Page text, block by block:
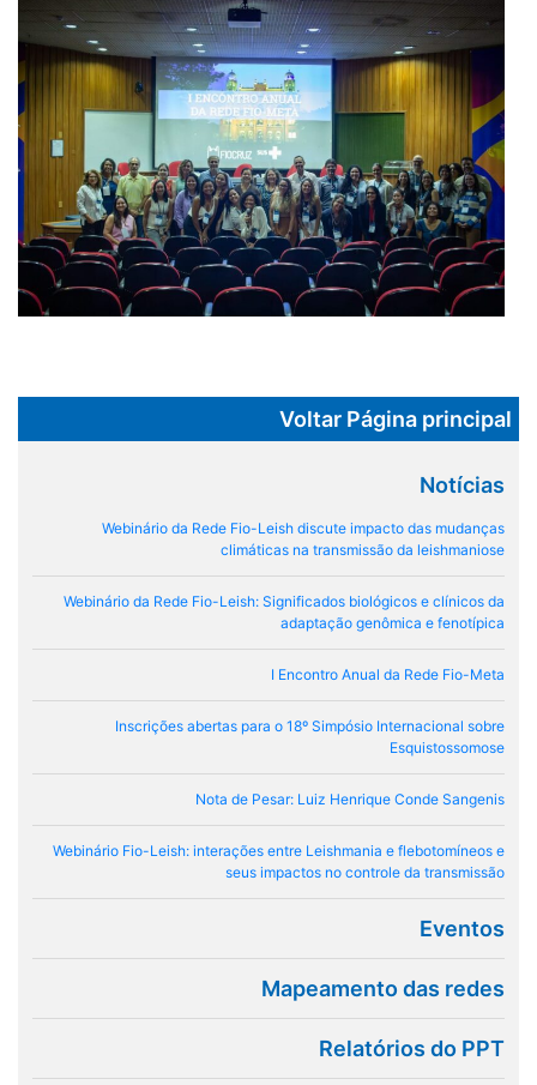
Voltar Página principal
Notícias
Webinário da Rede Fio-Leish discute impacto das mudanças
climáticas na transmissão da leishmaniose
Webinário da Rede Fio-Leish: Significados biológicos e clínicos da
adaptação genômica e fenotípica
I Encontro Anual da Rede Fio-Meta
Inscrições abertas para o 18º Simpósio Internacional sobre
Esquistossomose
Nota de Pesar: Luiz Henrique Conde Sangenis
Webinário Fio-Leish: interações entre Leishmania e flebotomíneos e
seus impactos no controle da transmissão
Eventos
Mapeamento das redes
Relatórios do PPT